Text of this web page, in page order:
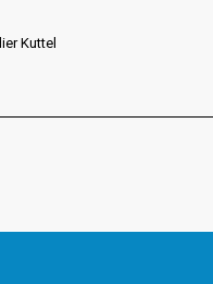
Kuttel